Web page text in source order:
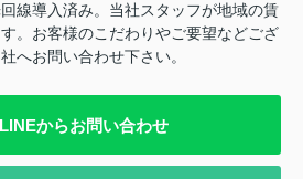
線導入済み。当社スタッフが地域の賃
。お客様のこだわりやご要望などござ
へお問い合わせ下さい。
LINEからお問い合わせ